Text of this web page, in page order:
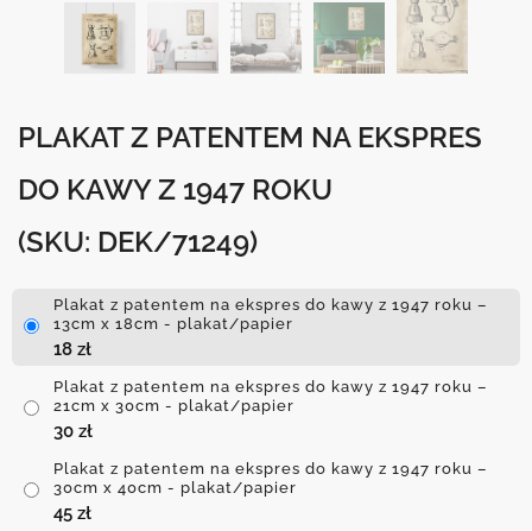
PLAKAT Z PATENTEM NA EKSPRES
DO KAWY Z 1947 ROKU
(SKU: DEK/71249)
Plakat z patentem na ekspres do kawy z 1947 roku –
13cm x 18cm - plakat/papier
18 zł
Plakat z patentem na ekspres do kawy z 1947 roku –
21cm x 30cm - plakat/papier
30 zł
Plakat z patentem na ekspres do kawy z 1947 roku –
30cm x 40cm - plakat/papier
45 zł